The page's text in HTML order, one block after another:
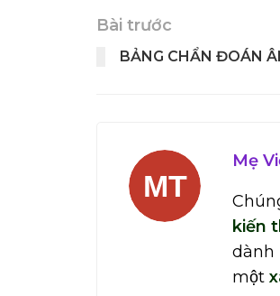
Bài trước
BẢNG CHẨN ĐOÁN
Mẹ
kiến
dành
một